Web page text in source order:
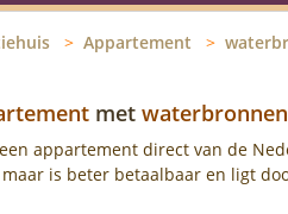
Appartement
met waterbronnen
appartement direct van de
is beter betaalbaar en ligt